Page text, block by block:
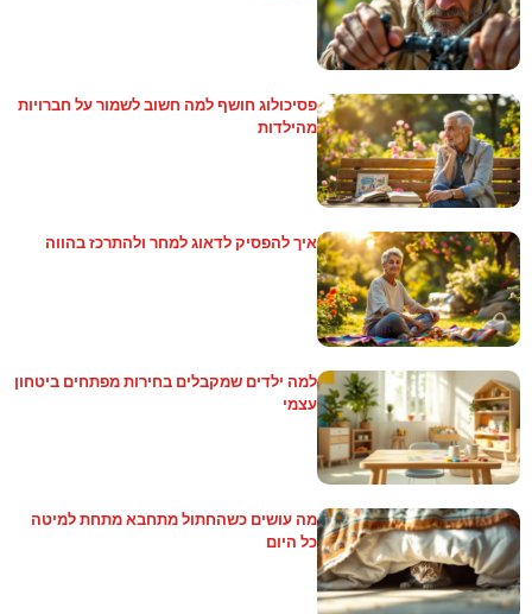
פסיכולוג חושף למה חשוב לשמור על חברויות
מהילדות
איך להפסיק לדאוג למחר ולהתרכז בהווה
למה ילדים שמקבלים בחירות מפתחים ביטחון
עצמי
מה עושים כשהחתול מתחבא מתחת למיטה
כל היום